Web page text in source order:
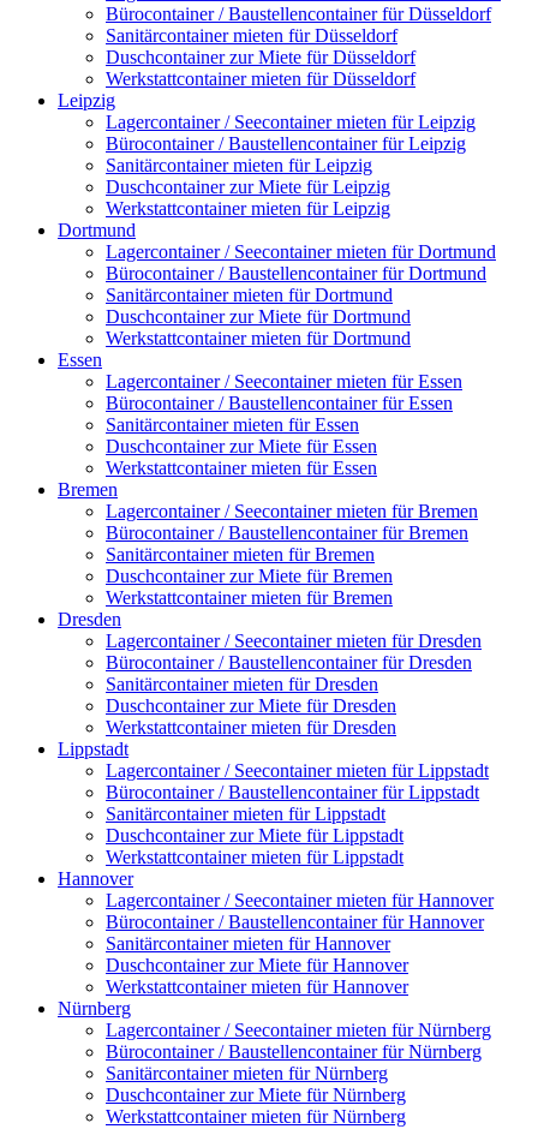
Bürocontainer / Baustellencontainer für Düsseldorf
Sanitärcontainer mieten für Düsseldorf
Duschcontainer zur Miete für Düsseldorf
Werkstattcontainer mieten für Düsseldorf
Leipzig
Lagercontainer / Seecontainer mieten für Leipzig
Bürocontainer / Baustellencontainer für Leipzig
Sanitärcontainer mieten für Leipzig
Duschcontainer zur Miete für Leipzig
Werkstattcontainer mieten für Leipzig
Dortmund
Lagercontainer / Seecontainer mieten für Dortmund
Bürocontainer / Baustellencontainer für Dortmund
Sanitärcontainer mieten für Dortmund
Duschcontainer zur Miete für Dortmund
Werkstattcontainer mieten für Dortmund
Essen
Lagercontainer / Seecontainer mieten für Essen
Bürocontainer / Baustellencontainer für Essen
Sanitärcontainer mieten für Essen
Duschcontainer zur Miete für Essen
Werkstattcontainer mieten für Essen
Bremen
Lagercontainer / Seecontainer mieten für Bremen
Bürocontainer / Baustellencontainer für Bremen
Sanitärcontainer mieten für Bremen
Duschcontainer zur Miete für Bremen
Werkstattcontainer mieten für Bremen
Dresden
Lagercontainer / Seecontainer mieten für Dresden
Bürocontainer / Baustellencontainer für Dresden
Sanitärcontainer mieten für Dresden
Duschcontainer zur Miete für Dresden
Werkstattcontainer mieten für Dresden
Lippstadt
Lagercontainer / Seecontainer mieten für Lippstadt
Bürocontainer / Baustellencontainer für Lippstadt
Sanitärcontainer mieten für Lippstadt
Duschcontainer zur Miete für Lippstadt
Werkstattcontainer mieten für Lippstadt
Hannover
Lagercontainer / Seecontainer mieten für Hannover
Bürocontainer / Baustellencontainer für Hannover
Sanitärcontainer mieten für Hannover
Duschcontainer zur Miete für Hannover
Werkstattcontainer mieten für Hannover
Nürnberg
Lagercontainer / Seecontainer mieten für Nürnberg
Bürocontainer / Baustellencontainer für Nürnberg
Sanitärcontainer mieten für Nürnberg
Duschcontainer zur Miete für Nürnberg
Werkstattcontainer mieten für Nürnberg